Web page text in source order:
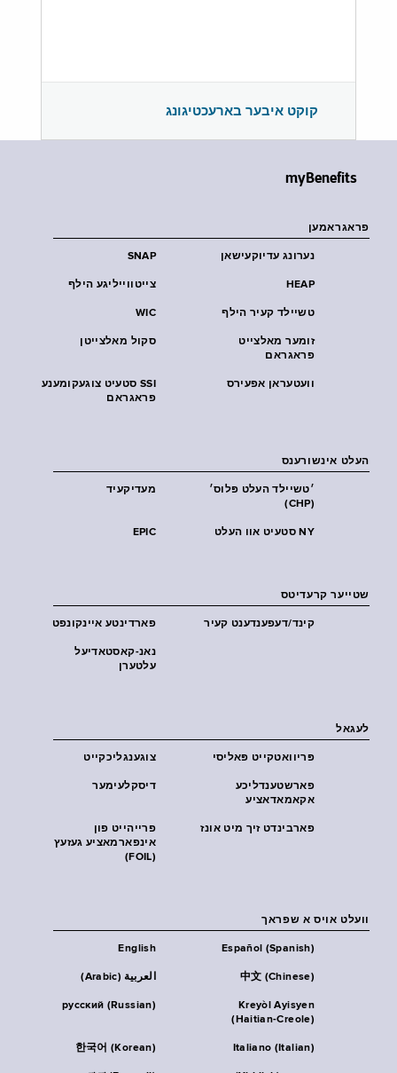
קוקט איבער בארעכטיגונג
myBenefits
פראגראמען
SNAP נערונג עדיוקעישאן
צייטווייליגע הילף HEAP
WIC טשיילד קעיר הילף
סקול מאלצייטן
זומער מאלצייט
פראגראם
SSI סטעיט צוגעקומענע
פראגראם
וועטעראן אפעירס
העלט אינשורענס
מעדיקעיד
׳טשיילד העלט פּלוס׳
(CHP)
EPIC NY סטעיט אוו העלט
שטייער קרעדיטס
פארדינטע איינקונפט קינד/דעפענדענט קעיר
נאנ-קאסטאדיעל
עלטערן
לעגאל
צוגענגליכקייט פּריוואטקייט פּאליסי
דיסקלעימער
פארשטענדליכע
אקאמאדאציע
פרייהייט פון
אינפארמאציע געזעץ
(FOIL)
פארבינדט זיך מיט אונז
וועלט אויס א שפראך
English Español (Spanish)
العربية (Arabic) 中文 (Chinese)
русский (Russian)
Kreyòl Ayisyen
(Haitian-Creole)
한국어 (Korean) Italiano (Italian)